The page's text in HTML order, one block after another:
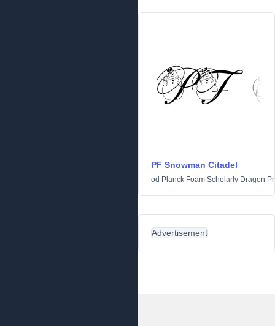
PF Snowman Citadel
od Planck Foam Scholarly Dragon
Advertisement